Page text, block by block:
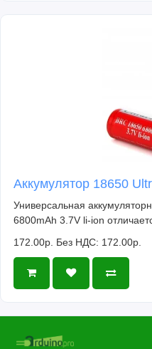
Аккумулятор 18650
Универсальная
6800mAh 3.7V li-ion
172.00р. Без НДС: 172.00р.